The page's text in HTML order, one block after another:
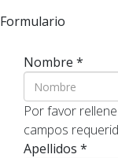
Formulario
Nombre *
Por favor
campos
Apellidos *